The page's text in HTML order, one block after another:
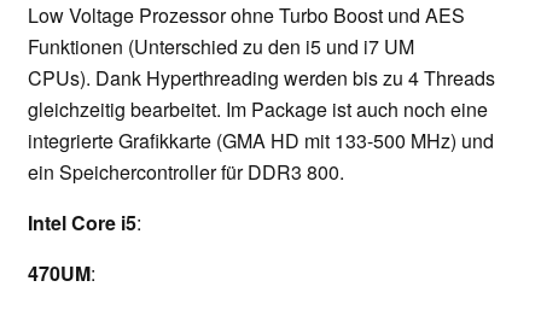
Low Voltage Prozessor ohne Turbo Boost und AES
Funktionen (Unterschied zu den i5 und i7 UM
CPUs). Dank Hyperthreading werden bis zu 4 Threads
gleichzeitig bearbeitet. Im Package ist auch noch eine
integrierte Grafikkarte (GMA HD mit 133-500 MHz) und
ein Speichercontroller für DDR3 800.
Intel Core i5:
470UM: